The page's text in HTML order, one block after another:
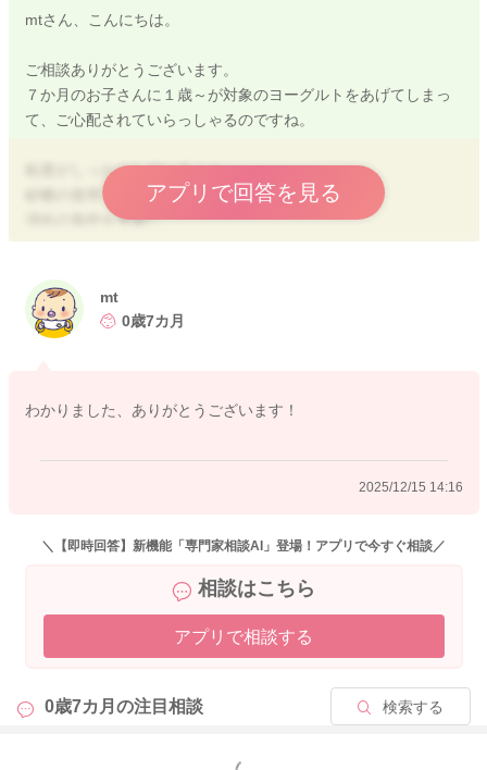
mtさん、こんにちは。
ご相談ありがとうございます。
７か月のお子さんに１歳～が対象のヨーグルトをあげてしまっ
て、ご心配されていらっしゃるのですね。
粘度がしっかりしていること
消化の負担を考慮し
推奨年齢をメーカーが決定しているものになります。
甘いものになれてしまうことや、
消化の負担から下痢や嘔吐などはないでしょうか？
よろしくお願いします。
アプリで回答を見る
mt
0歳7カ月
わかりました、ありがとうございます！
2025/12/15 14:16
＼【即時回答】新機能「専門家相談AI」登場！アプリで今すぐ相談／
相談はこちら
アプリで相談する
0歳7カ月の注目相談 検索する